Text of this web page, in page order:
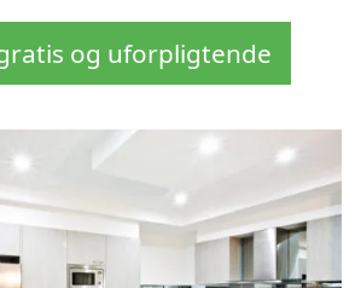
og uforpligtende